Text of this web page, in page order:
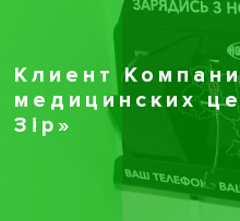
Клиент
медицинских
Зір»